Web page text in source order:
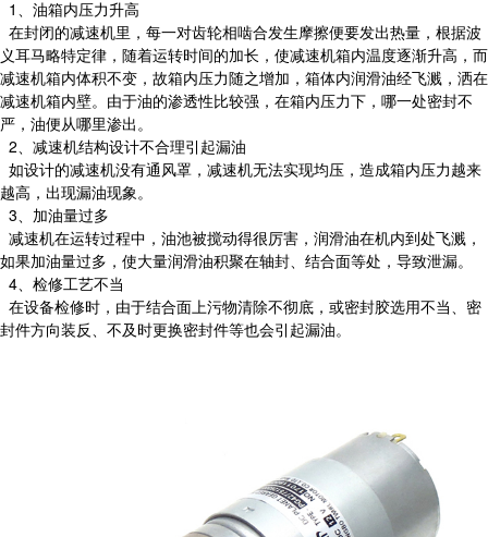
1、油箱内压力升高
在封闭的减速机里，每一对齿轮相啮合发生摩擦便要发出热量，根据波
义耳马略特定律，随着运转时间的加长，使减速机箱内温度逐渐升高，而
减速机箱内体积不变，故箱内压力随之增加，箱体内润滑油经飞溅，洒在
减速机箱内壁。由于油的渗透性比较强，在箱内压力下，哪一处密封不
严，油便从哪里渗出。
2、减速机结构设计不合理引起漏油
如设计的减速机没有通风罩，减速机无法实现均压，造成箱内压力越来
越高，出现漏油现象。
3、加油量过多
减速机在运转过程中，油池被搅动得很厉害，润滑油在机内到处飞溅，
如果加油量过多，使大量润滑油积聚在轴封、结合面等处，导致泄漏。
4、检修工艺不当
在设备检修时，由于结合面上污物清除不彻底，或密封胶选用不当、密
封件方向装反、不及时更换密封件等也会引起漏油。